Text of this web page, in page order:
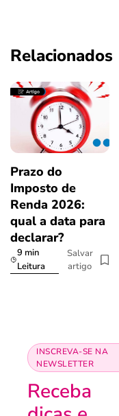
Relacionados
Prazo do
Imposto de
Renda 2026:
qual a data para
declarar?
9 min
Leitura
Salvar
artigo
INSCREVA-SE NA
NEWSLETTER
Receba